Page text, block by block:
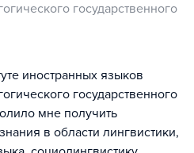
государственного
иностранных языков
государственного
мне получить
в области лингвистики,